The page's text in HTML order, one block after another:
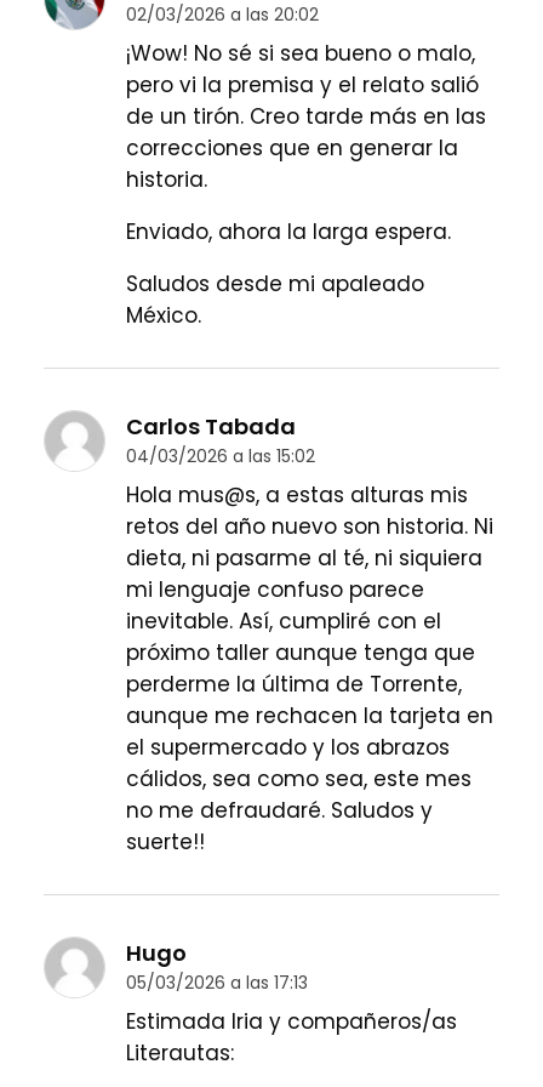
02/03/2026 a las 20:02
¡Wow! No sé si sea bueno o malo,
pero vi la premisa y el relato salió
de un tirón. Creo tarde más en las
correcciones que en generar la
historia.
Enviado, ahora la larga espera.
Saludos desde mi apaleado
México.
Carlos Tabada
04/03/2026 a las 15:02
Hola mus@s, a estas alturas mis
retos del año nuevo son historia. Ni
dieta, ni pasarme al té, ni siquiera
mi lenguaje confuso parece
inevitable. Así, cumpliré con el
próximo taller aunque tenga que
perderme la última de Torrente,
aunque me rechacen la tarjeta en
el supermercado y los abrazos
cálidos, sea como sea, este mes
no me defraudaré. Saludos y
suerte!!
Hugo
05/03/2026 a las 17:13
Estimada Iria y compañeros/as
Literautas: